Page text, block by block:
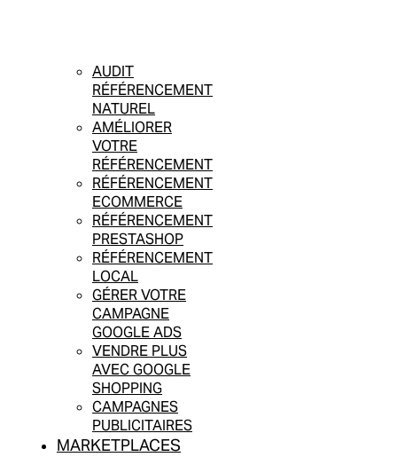
AUDIT
RÉFÉRENCEMENT
NATUREL
AMÉLIORER
VOTRE
RÉFÉRENCEMENT
RÉFÉRENCEMENT
ECOMMERCE
RÉFÉRENCEMENT
PRESTASHOP
RÉFÉRENCEMENT
LOCAL
GÉRER VOTRE
CAMPAGNE
GOOGLE ADS
VENDRE PLUS
AVEC GOOGLE
SHOPPING
CAMPAGNES
PUBLICITAIRES
MARKETPLACES